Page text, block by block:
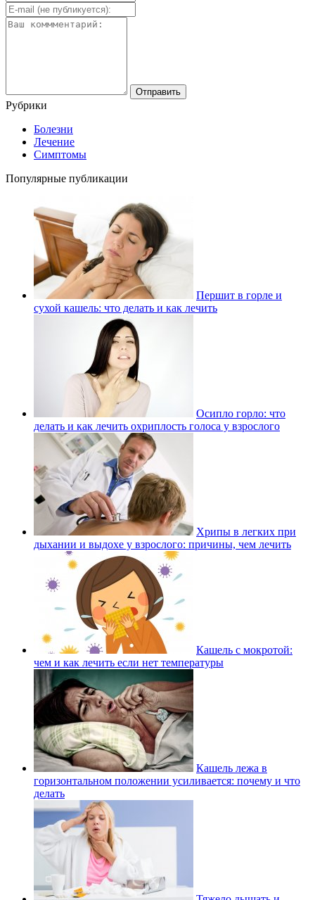
Рубрики
Болезни
Лечение
Симптомы
Популярные публикации
Першит в горле и
сухой кашель: что делать и как лечить
Осипло горло: что
делать и как лечить охриплость голоса у взрослого
Хрипы в легких при
дыхании и выдохе у взрослого: причины, чем лечить
Кашель с мокротой:
чем и как лечить если нет температуры
Кашель лежа в
горизонтальном положении усиливается: почему и что
делать